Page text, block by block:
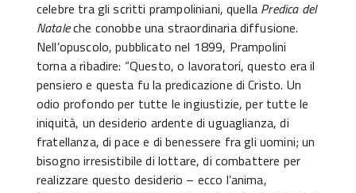
celebre tra gli scritti prampoliniani, quella Predica del
Nataleche conobbe una straordinaria diffusione.
Nell’opuscolo, pubblicato nel 1899, Prampolini
torna a ribadire: “Questo, o lavoratori, questo era il
pensiero e questa fu la predicazione di Cristo. Un
odio profondo per tutte le ingiustizie, per tutte le
iniquità, un desiderio ardente di uguaglianza, di
fratellanza, di pace e di benessere fra gli uomini; un
bisogno irresistibile di lottare, di combattere per
realizzare questo desiderio – ecco l’anima,